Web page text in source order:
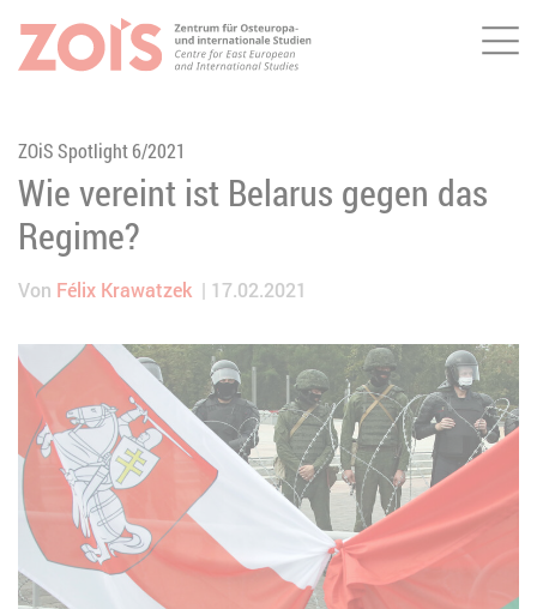
ZUM HAUPTINHALT SPRINGEN
ZUR SUCHE SPRINGEN
ZOiS Spotlight 6/2021
Wie vereint ist Belarus gegen das
Regime?
Von Félix Krawatzek 17.02.2021